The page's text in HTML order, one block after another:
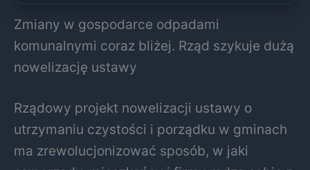
Zmiany w gospodarce odpadami
komunalnymi coraz bliżej. Rząd szykuje dużą
nowelizację ustawy
Rządowy projekt nowelizacji ustawy o
utrzymaniu czystości i porządku w gminach
ma zrewolucjonizować sposób, w jaki